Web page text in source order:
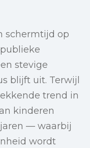
schermtijd op
stevige
blijft uit. Terwijl
trend in
kinderen
— waarbij
wordt